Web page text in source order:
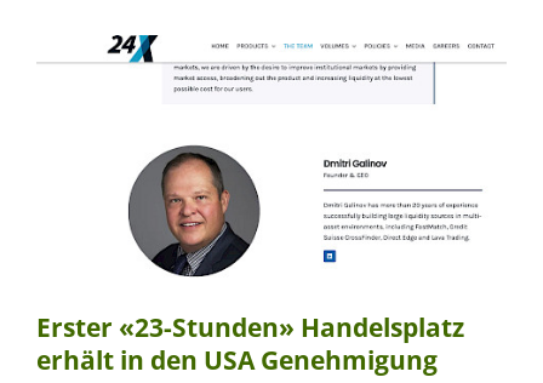
Erster «23-Stunden» Handelsplatz
erhält in den USA Genehmigung